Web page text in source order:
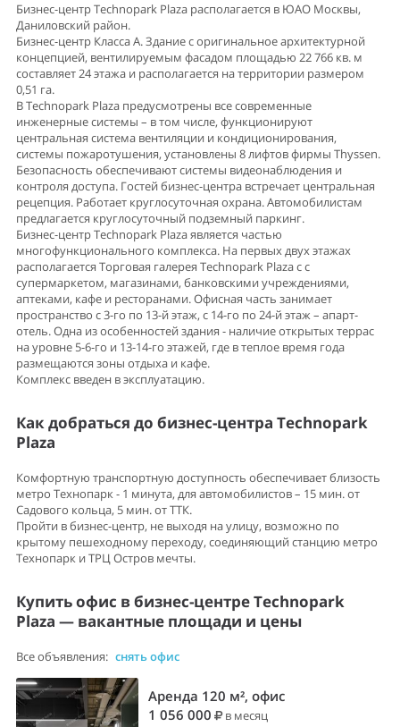
Бизнес-центр Technopark Plaza располагается в ЮАО Москвы,
Даниловский район.
Бизнес-центр Класса А. Здание с оригинальное архитектурной
концепцией, вентилируемым фасадом площадью 22 766 кв. м
составляет 24 этажа и располагается на территории размером
0,51 га.
В Technopark Plaza предусмотрены все современные
инженерные системы – в том числе, функционируют
центральная система вентиляции и кондиционирования,
системы пожаротушения, установлены 8 лифтов фирмы Thyssen.
Безопасность обеспечивают системы видеонаблюдения и
контроля доступа. Гостей бизнес-центра встречает центральная
рецепция. Работает круглосуточная охрана. Автомобилистам
предлагается круглосуточный подземный паркинг.
Бизнес-центр Technopark Plaza является частью
многофункционального комплекса. На первых двух этажах
располагается Торговая галерея Technopark Plaza с с
супермаркетом, магазинами, банковскими учреждениями,
аптеками, кафе и ресторанами. Офисная часть занимает
пространство с 3-го по 13-й этаж, с 14-го по 24-й этаж – апарт-
отель. Одна из особенностей здания - наличие открытых террас
на уровне 5-6-го и 13-14-го этажей, где в теплое время года
размещаются зоны отдыха и кафе.
Комплекс введен в эксплуатацию.
Как добраться до бизнес-центра Technopark
Plaza
Комфортную транспортную доступность обеспечивает близость
метро Технопарк - 1 минута, для автомобилистов – 15 мин. от
Садового кольца, 5 мин. от ТТК.
Пройти в бизнес-центр, не выходя на улицу, возможно по
крытому пешеходному переходу, соединяющий станцию метро
Технопарк и ТРЦ Остров мечты.
Купить офис в бизнес-центре Technopark
Plaza — вакантные площади и цены
Все объявления: снять офис
Аренда 120 м², офис
1 056 000
в месяц